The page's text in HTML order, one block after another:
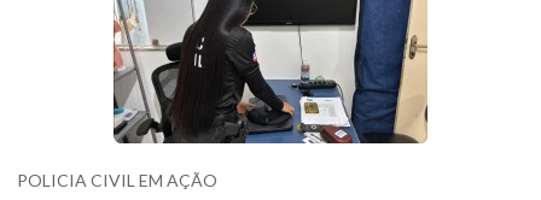
POLICIA CIVIL EM AÇÃO